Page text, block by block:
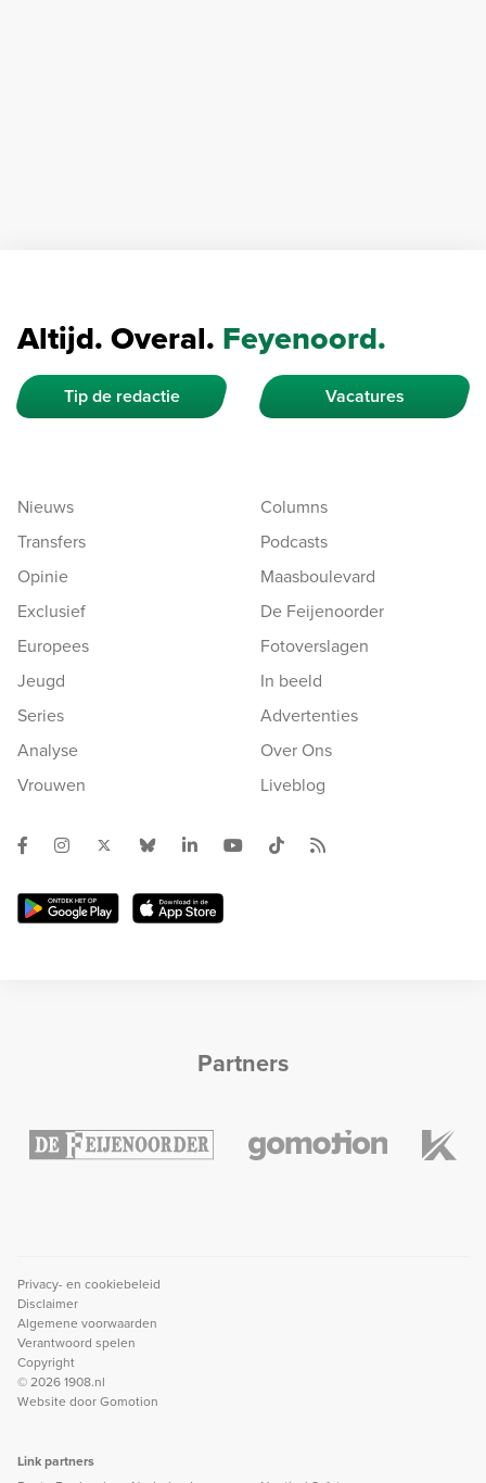
Altijd. Overal. Feyenoord.
Tip de redactie Vacatures
Nieuws
Transfers
Opinie
Exclusief
Europees
Jeugd
Series
Analyse
Vrouwen
Columns
Podcasts
Maasboulevard
De Feijenoorder
Fotoverslagen
In beeld
Advertenties
Over Ons
Liveblog
Partners
Privacy- en cookiebeleid
Disclaimer
Algemene voorwaarden
Verantwoord spelen
Copyright
© 2026 1908.nl
Website doorGomotion
Link partners